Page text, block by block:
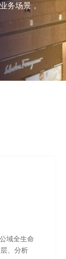
务场景，
域全生命
、分析